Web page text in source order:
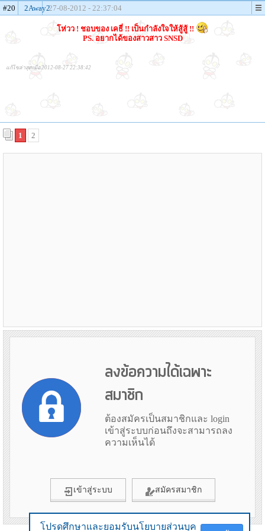
โปรดศึกษาและยอมรับนโยบายส่วนบุค
#20 2Away227-08-2012 - 22:37:04
โห่วว ! ชอบของ เคธี่ !! เป็นกำลังใจให้สู้สู้ !!
PS. อยากได้ของสาวสาว SNSD
แก้ไขล่าสุดเมื่อ 2012-08-27 22:38:42
1 2
ลงข้อความได้เฉพาะ
สมาชิก
ต้องสมัครเป็นสมาชิกและ login
เข้าสู่ระบบก่อนถึงจะสามารถลง
ความเห็นได้
เข้าสู่ระบบ สมัครสมาชิก
โปรดศึกษาและยอมรับนโยบายส่วนบุค